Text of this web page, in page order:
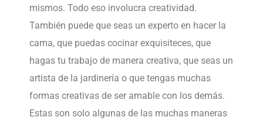
mismos. Todo eso involucra creatividad.
También puede que seas un experto en hacer la
cama, que puedas cocinar exquisiteces, que
hagas tu trabajo de manera creativa, que seas un
artista de la jardinería o que tengas muchas
formas creativas de ser amable con los demás.
Estas son solo algunas de las muchas maneras